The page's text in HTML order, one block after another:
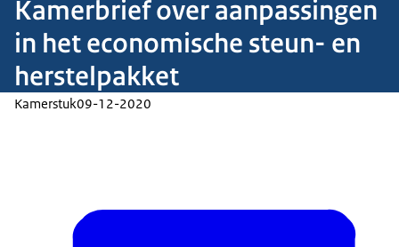
Kamerbrief over aanpassingen
in het economische steun- en
herstelpakket
Kamerstuk09-12-2020